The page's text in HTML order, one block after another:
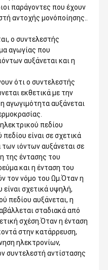
παράγοντες που έχουν
αντοχής μονόποίησης..
ο συντελεστής
αγωγίας που
αυξάνεται και η
ότι ο συντελεστής
εκθετικά με την
αγωγιμότητα αυξάνεται
πεδίου
είναι σε σχετικά
ιόντων αυξάνεται σε
της έντασης του
και η ένταση του
τον νόμο του Ωμ.Όταν η
σχετικά υψηλή,
πεδίου αυξάνεται, η
σταδιακά από
σχέση.Όταν η ένταση
στην κατάρρευση,
ηλεκτρονίων,
συντελεστή αντίστασης